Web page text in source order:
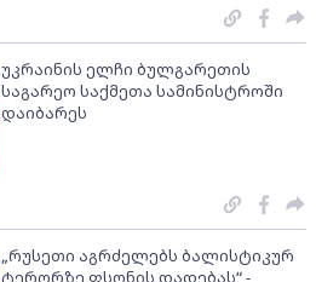
უკრაინის ელჩი ბულგარეთის
საგარეო საქმეთა სამინისტროში
დაიბარეს
„რუსეთი აგრძელებს ბალისტიკურ
ტერორზე ფსონის დადებას“ -